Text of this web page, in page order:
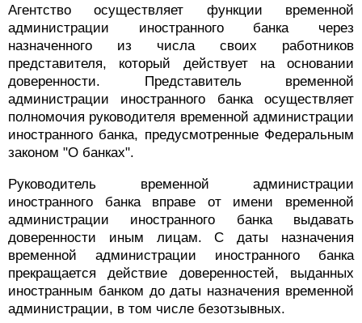
Агентство осуществляет функции временной
администрации иностранного банка через
назначенного из числа своих работников
представителя, который действует на основании
доверенности. Представитель временной
администрации иностранного банка осуществляет
полномочия руководителя временной администрации
иностранного банка, предусмотренные Федеральным
законом "О банках".
Руководитель временной администрации
иностранного банка вправе от имени временной
администрации иностранного банка выдавать
доверенности иным лицам. С даты назначения
временной администрации иностранного банка
прекращается действие доверенностей, выданных
иностранным банком до даты назначения временной
администрации, в том числе безотзывных.